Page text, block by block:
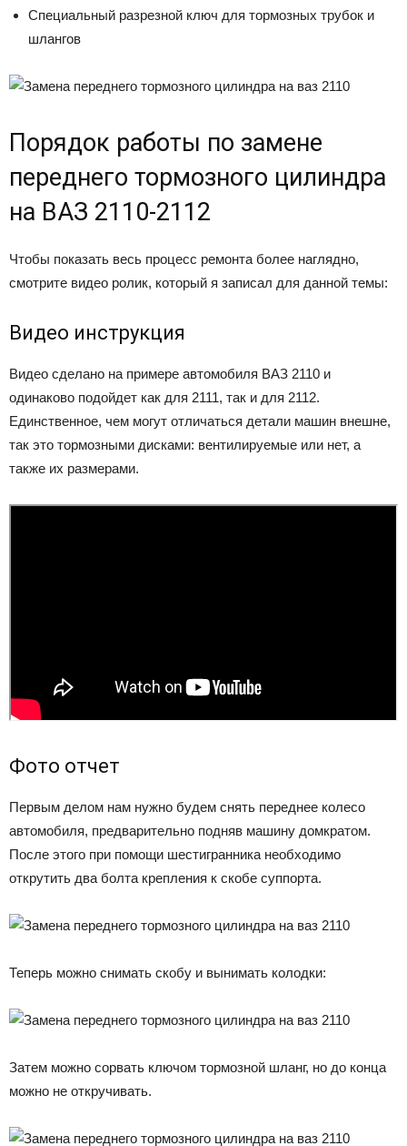
Специальный разрезной ключ для тормозных трубок и
шлангов
Порядок работы по замене
переднего тормозного цилиндра
на ВАЗ 2110-2112
Чтобы показать весь процесс ремонта более наглядно,
смотрите видео ролик, который я записал для данной темы:
Видео инструкция
Видео сделано на примере автомобиля ВАЗ 2110 и
одинаково подойдет как для 2111, так и для 2112.
Единственное, чем могут отличаться детали машин внешне,
так это тормозными дисками: вентилируемые или нет, а
также их размерами.
Фото отчет
Первым делом нам нужно будем снять переднее колесо
автомобиля, предварительно подняв машину домкратом.
После этого при помощи шестигранника необходимо
открутить два болта крепления к скобе суппорта.
Теперь можно снимать скобу и вынимать колодки:
Затем можно сорвать ключом тормозной шланг, но до конца
можно не откручивать.